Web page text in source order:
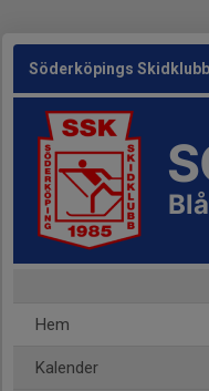
Söderköpings Skidklubb
Blå
Hem
Kalender